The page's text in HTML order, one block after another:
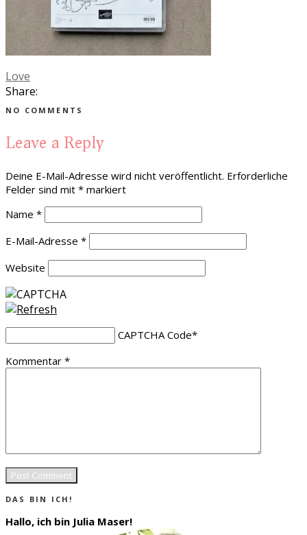
Love
Share:
NO COMMENTS
Leave a Reply
Deine E-Mail-Adresse wird nicht veröffentlicht. Erforderliche
Felder sind mit * markiert
Name *
E-Mail-Adresse *
Website
CAPTCHA Code*
Kommentar *
DAS BIN ICH!
Hallo, ich bin Julia Maser!